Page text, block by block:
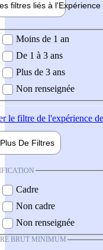
filtres liés à l'Expérience
demandée
Moins de 1 an
De 1 à 3 ans
Plus de 3 ans
Non renseignée
le filtre de l'expérience
Plus De Filtres
Cadre
Non cadre
Non renseignée
BRUT MINIMUM